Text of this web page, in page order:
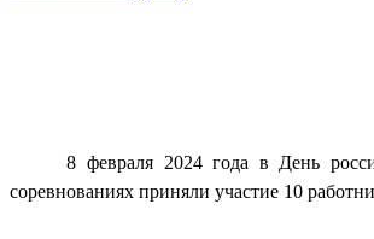
8 февраля 2024 года в День
соревнованиях приняли участие 10